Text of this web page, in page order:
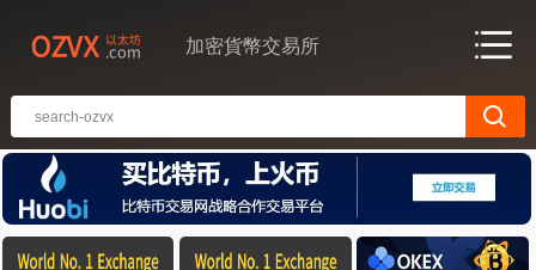
加密貨幣交易所